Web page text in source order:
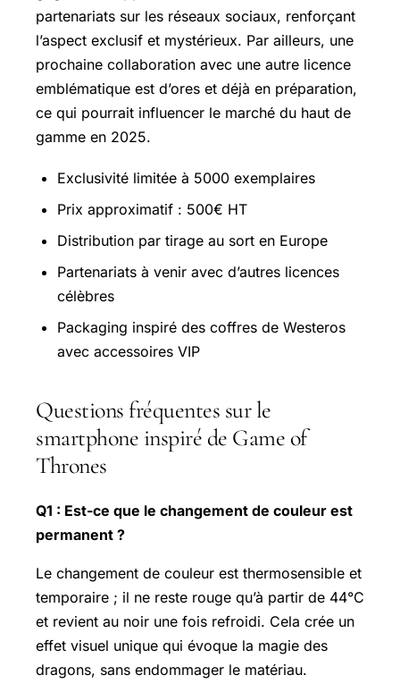
partenariats sur les réseaux sociaux, renforçant
l’aspect exclusif et mystérieux. Par ailleurs, une
prochaine collaboration avec une autre licence
emblématique est d’ores et déjà en préparation,
ce qui pourrait influencer le marché du haut de
gamme en 2025.
Exclusivité limitée à 5000 exemplaires
Prix approximatif : 500€ HT
Distribution par tirage au sort en Europe
Partenariats à venir avec d’autres licences
célèbres
Packaging inspiré des coffres de Westeros
avec accessoires VIP
Questions fréquentes sur le
smartphone inspiré de Game of
Thrones
Q1 : Est-ce que le changement de couleur est
permanent ?
Le changement de couleur est thermosensible et
temporaire ; il ne reste rouge qu’à partir de 44°C
et revient au noir une fois refroidi. Cela crée un
effet visuel unique qui évoque la magie des
dragons, sans endommager le matériau.